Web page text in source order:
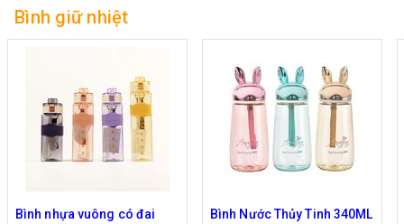
Bình giữ nhiệt
Bình nhựa vuông có đai
Bình Nước Thủy Tinh 340ML